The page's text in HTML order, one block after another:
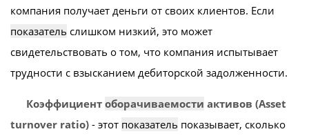
компания получает деньги от своих клиентов. Если
показатель слишком низкий, это может
свидетельствовать о том, что компания испытывает
трудности с взысканием дебиторской задолженности.
Коэффициент оборачиваемости активов (Asset
turnover ratio) - этот показатель показывает, сколько